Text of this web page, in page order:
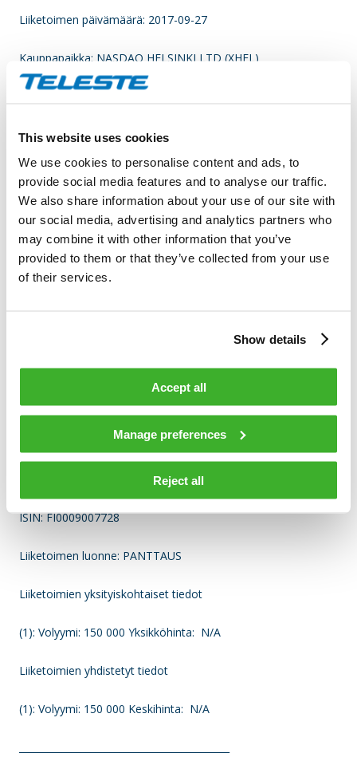
This website uses cookies
We use cookies to personalise content and ads, to
provide social media features and to analyse our traffic.
We also share information about your use of our site with
our social media, advertising and analytics partners who
may combine it with other information that you’ve
provided to them or that they’ve collected from your use
of their services.
Show details
Accept all
Manage preferences
Reject all
Liiketoimen päivämäärä: 2017-09-27
Kauppapaikka: NASDAQ HELSINKI LTD (XHEL)
ISIN: FI0009007728
Liiketoimen luonne: PANTTAUS
Liiketoimien yksityiskohtaiset tiedot
(1): Volyymi: 3 600 000 Yksikköhinta: N/A
____________________________________________
Liiketoimen päivämäärä: 2020-01-30
Kauppapaikka: NASDAQ HELSINKI LTD (XHEL)
ISIN: FI0009007728
Liiketoimen luonne: PANTTAUS
Liiketoimien yksityiskohtaiset tiedot
(1): Volyymi: 150 000 Yksikköhinta: N/A
Liiketoimien yhdistetyt tiedot
(1): Volyymi: 150 000 Keskihinta: N/A